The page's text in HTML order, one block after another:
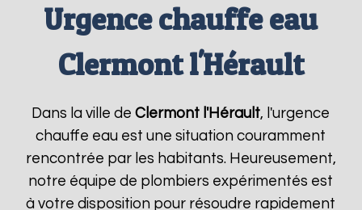
Urgence chauffe eau
Clermont l'Hérault
Dans la ville deClermont l'Hérault, l'urgence
chauffe eau est une situation couramment
rencontrée par les habitants. Heureusement,
notre équipe de plombiers expérimentés est
à votre disposition pour résoudre rapidement